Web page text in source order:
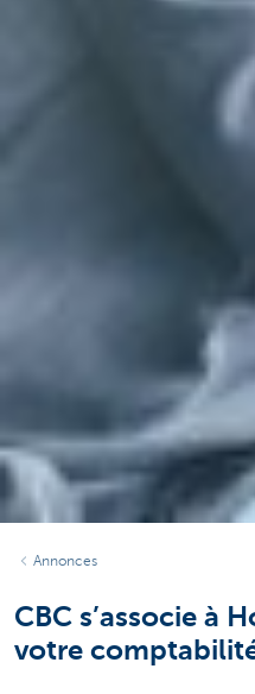
Annonces
CBC s’associe à
votre